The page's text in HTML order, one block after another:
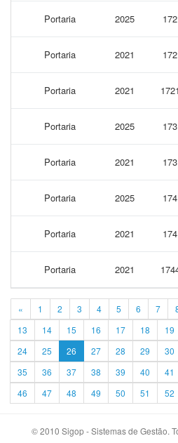
Portaria 2025 172
Portaria 2021 172
Portaria 2021 1721
Portaria 2025 173
Portaria 2021 173
Portaria 2025 174
Portaria 2021 174
Portaria 2021
« 1 2 3 4 5 6 7
13
14 15 16 17 18 19
24
25 26 27 28 29 30
35
36 37 38 39 40 41
46
47 48 49 50 51 52
© 2010 Sigop - Sistemas de Gestão.